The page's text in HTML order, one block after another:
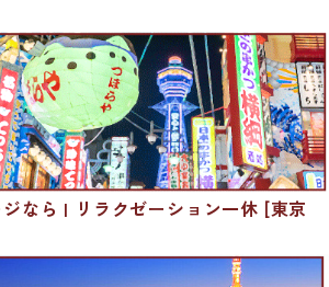
なら | リラクゼーション一休 [東京